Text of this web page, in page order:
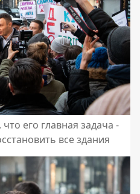
его главная задача -
все здания